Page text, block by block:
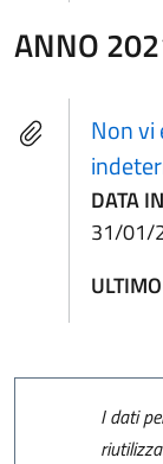
ANNO
Non vi
DATA
31/01/
I dati